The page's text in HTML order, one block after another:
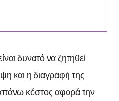
δυνατό να ζητηθεί
και η διαγραφή της
κόστος αφορά την